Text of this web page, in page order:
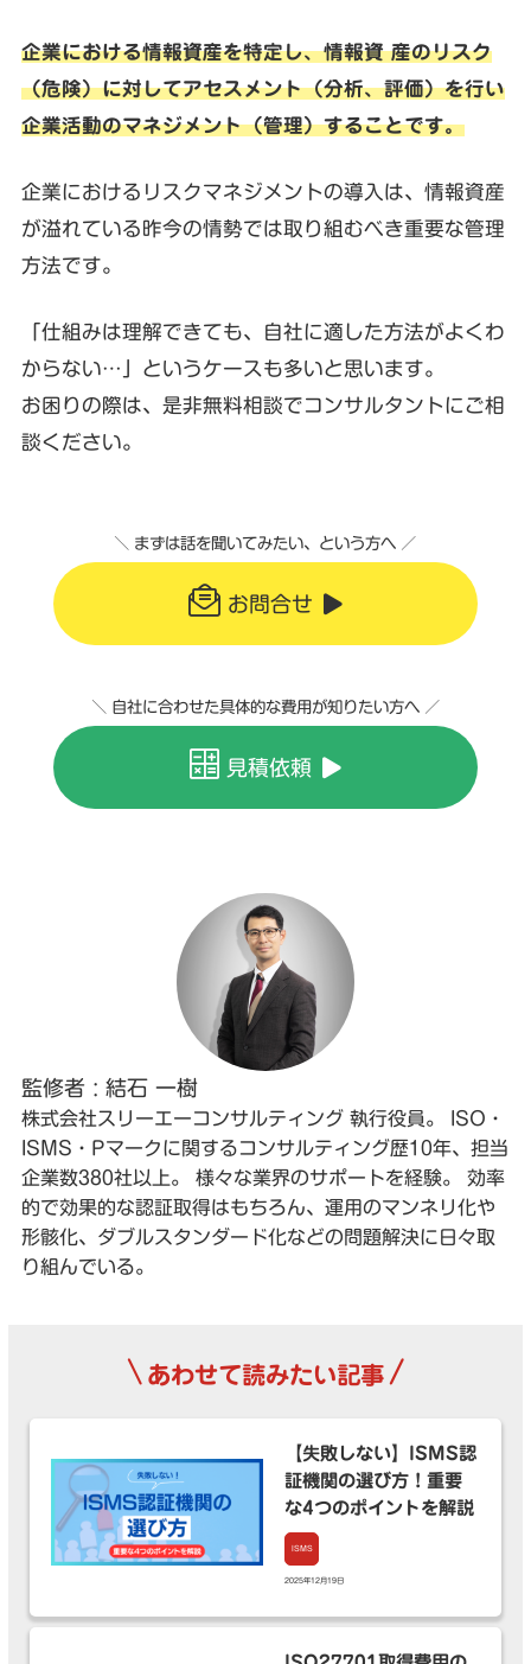
企業における情報資産を特定し、情報資 産のリスク
（危険）に対してアセスメント（分析、評価）を行い
企業活動のマネジメント（管理）することです。
企業におけるリスクマネジメントの導入は、情報資産
が溢れている昨今の情勢では取り組むべき重要な管理
方法です。
「仕組みは理解できても、自社に適した方法がよくわ
からない…」というケースも多いと思います。
お困りの際は、是非無料相談でコンサルタントにご相
談ください。
＼ まずは話を聞いてみたい、という方へ ／
お問合せ
＼ 自社に合わせた具体的な費用が知りたい方へ ／
見積依頼
監修者 : 結石 一樹
株式会社スリーエーコンサルティング 執行役員。 ISO・
ISMS・Pマークに関するコンサルティング歴10年、担当
企業数380社以上。 様々な業界のサポートを経験。 効率
的で効果的な認証取得はもちろん、運用のマンネリ化や
形骸化、ダブルスタンダード化などの問題解決に日々取
り組んでいる。
\ あわせて読みたい記事 /
ISMS
2025年12月19日
【失敗しない】ISMS認
証機関の選び方！重要
な4つのポイントを解説